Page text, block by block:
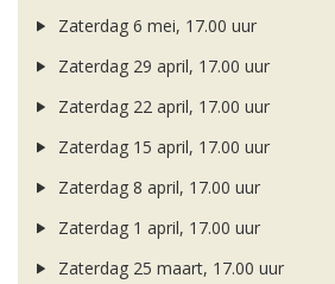
Zaterdag 6 mei, 17.00 uur
Zaterdag 29 april, 17.00 uur
Zaterdag 22 april, 17.00 uur
Zaterdag 15 april, 17.00 uur
Zaterdag 8 april, 17.00 uur
Zaterdag 1 april, 17.00 uur
Zaterdag 25 maart, 17.00 uur